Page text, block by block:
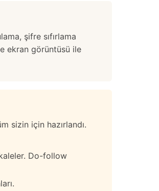
şifre sıfırlama
ekran görüntüsü ile
sizin için hazırlandı.
Do-follow